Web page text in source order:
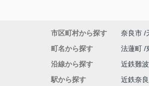
市区町村から探す 奈良市
町名から探す
法蓮町
沿線から探す
近鉄難
駅から探す
近鉄奈良